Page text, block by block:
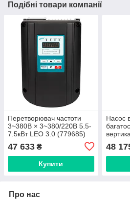
Подібні товари компанії
Перетворювач частоти
3~380В × 3~380/220В 5.5-
7.5кВт LEO 3.0 (779685)
47 633 ₴
Купити
Насос
Hmax
нерж
48
Про нас